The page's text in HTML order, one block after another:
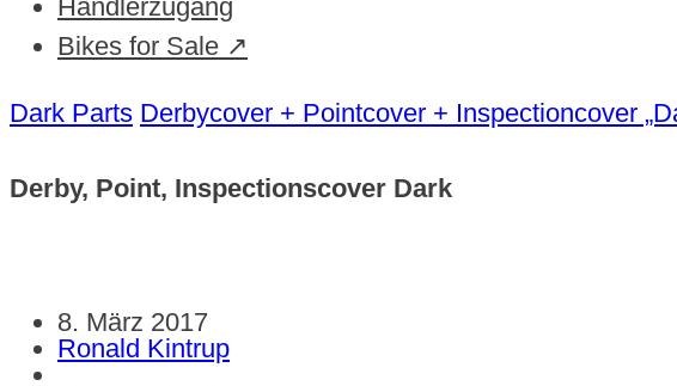
Händlerzugang
Bikes for Sale ↗
Dark Parts Derbycover + Pointcover + Inspectioncover
Derby, Point, Inspectionscover Dark
8. März 2017
Ronald Kintrup